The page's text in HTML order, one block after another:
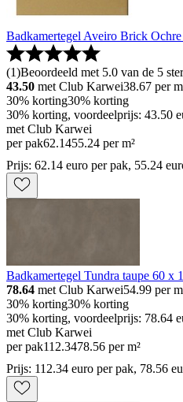
Badkamertegel Aveiro Brick
(1)Beoordeeld met 5.0 van de 5
43.50 met Club Karwei38.67 per
30% korting30% korting
30% korting, voordeelprijs: 43.50
met Club Karwei
per pak62.1455.24 per m²
Prijs: 62.14 euro per pak, 55.24
Badkamertegel Tundra taupe 60 x
78.64 met Club Karwei54.99 per
30% korting30% korting
30% korting, voordeelprijs: 78.64
met Club Karwei
per pak112.3478.56 per m²
Prijs: 112.34 euro per pak, 78.56